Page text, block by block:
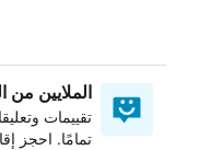
الملايين من
تقييمات
تمامًا. احجز